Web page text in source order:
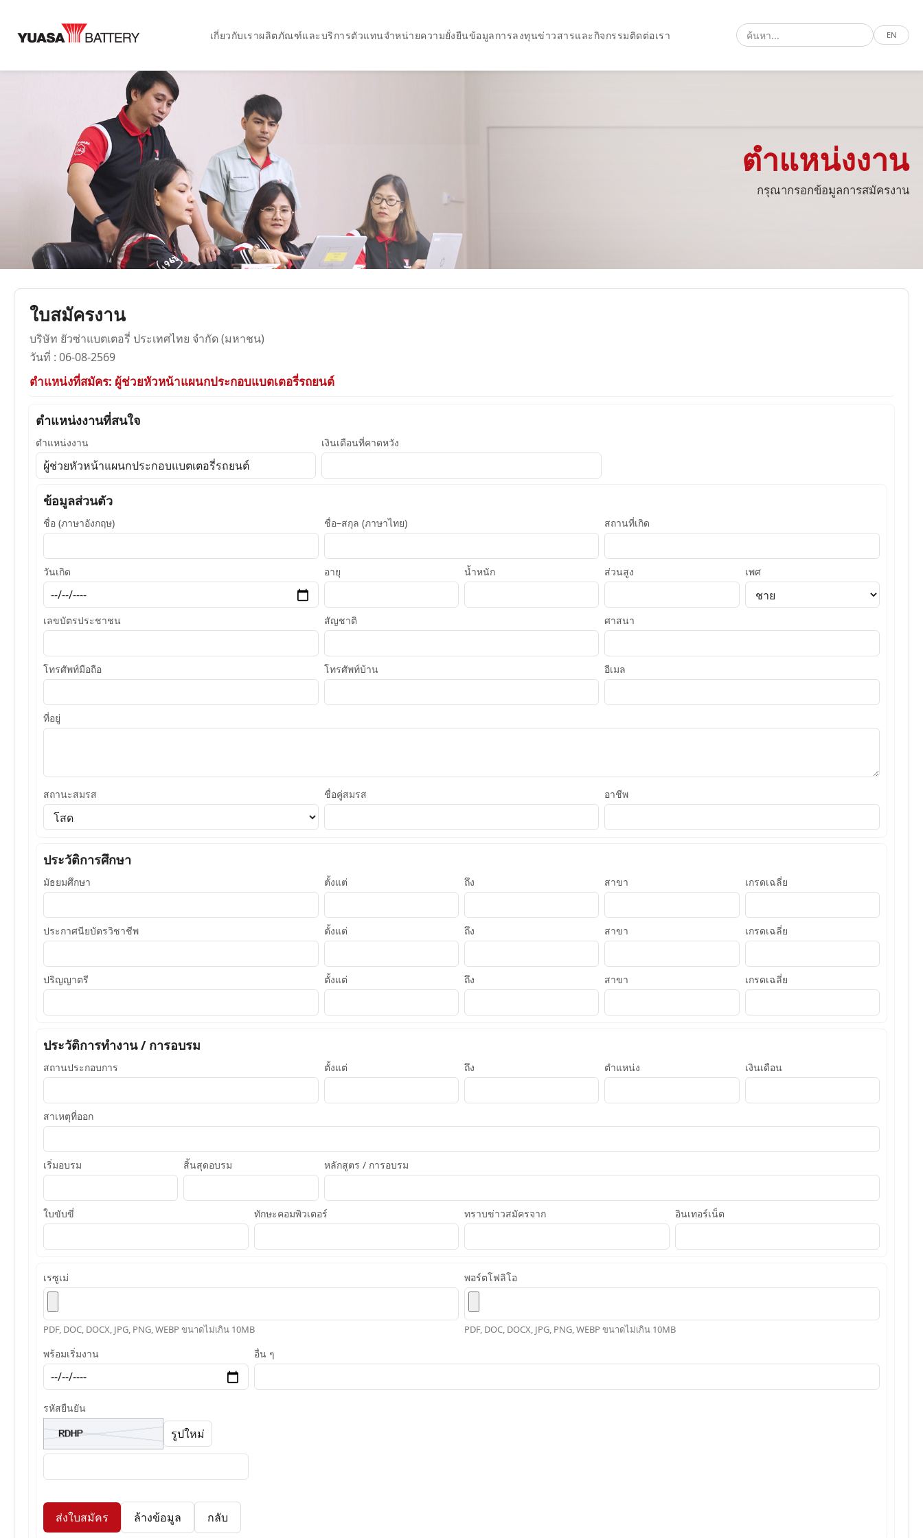
เกี่ยวกับเราผลิตภัณฑ์และบริการตัวแทนจำหน่ายความยั่งยืนข้อมูลการลงทุนข่าวสารและกิจกรรมติดต่อเรา EN
ตำแหน่งงาน
กรุณากรอกข้อมูลการสมัครงาน
ใบสมัครงาน
บริษัท ยัวซ่าแบตเตอรี่ ประเทศไทย จำกัด (มหาชน)
วันที่ : 06-08-2569
ตำแหน่งที่สมัคร: ผู้ช่วยหัวหน้าแผนกประกอบแบตเตอรี่รถยนต์
ตำแหน่งงานที่สนใจ
ตำแหน่งงาน เงินเดือนที่คาดหวัง
ข้อมูลส่วนตัว
ชื่อ (ภาษาอังกฤษ) ชื่อ–สกุล (ภาษาไทย) สถานที่เกิด
วันเกิด อายุ น้ำหนัก ส่วนสูง เพศ
เลขบัตรประชาชน สัญชาติ ศาสนา
โทรศัพท์มือถือ โทรศัพท์บ้าน อีเมล
ที่อยู่
สถานะสมรส ชื่อคู่สมรส อาชีพ
ประวัติการศึกษา
มัธยมศึกษา ตั้งแต่ ถึง สาขา เกรดเฉลี่ย
ประกาศนียบัตรวิชาชีพ ตั้งแต่ ถึง สาขา เกรดเฉลี่ย
ปริญญาตรี ตั้งแต่ ถึง สาขา เกรดเฉลี่ย
ประวัติการทำงาน / การอบรม
สถานประกอบการ ตั้งแต่ ถึง ตำแหน่ง เงินเดือน
สาเหตุที่ออก
เริ่มอบรม สิ้นสุดอบรม หลักสูตร / การอบรม
ใบขับขี่ ทักษะคอมพิวเตอร์ ทราบข่าวสมัครจาก อินเทอร์เน็ต
เรซูเม่
PDF, DOC, DOCX, JPG, PNG, WEBP ขนาดไม่เกิน 10MB
พอร์ตโฟลิโอ
PDF, DOC, DOCX, JPG, PNG, WEBP ขนาดไม่เกิน 10MB
พร้อมเริ่มงาน อื่น ๆ
รหัสยืนยัน
รูปใหม่
ส่งใบสมัคร ล้างข้อมูล กลับ